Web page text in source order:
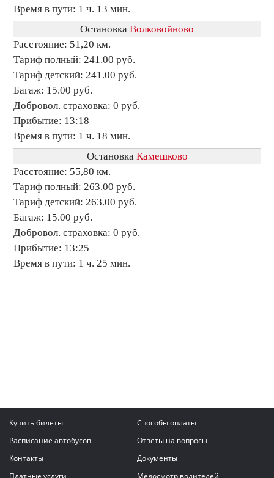
Время в пути: 1 ч. 13 мин.
Остановка Волковойново
Расстояние: 51,20 км.
Тариф полный: 241.00 руб.
Тариф детский: 241.00 руб.
Багаж: 15.00 руб.
Добровол. страховка: 0 руб.
Прибытие: 13:18
Время в пути: 1 ч. 18 мин.
Остановка Камешково
Расстояние: 55,80 км.
Тариф полный: 263.00 руб.
Тариф детский: 263.00 руб.
Багаж: 15.00 руб.
Добровол. страховка: 0 руб.
Прибытие: 13:25
Время в пути: 1 ч. 25 мин.
Купить билеты
Способы оплаты
Расписание автобусов
Ответы на вопросы
Контакты
Документы
Платные услуги
Медосмотр водителей